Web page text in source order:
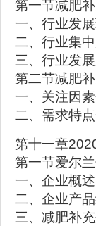
第一节减肥
一、行业发
二、行业集
三、行业发
第二节减肥
一、关注因
二、需求特
第十一章
第一节爱尔
一、企业概述
二、企业产
三、减肥补